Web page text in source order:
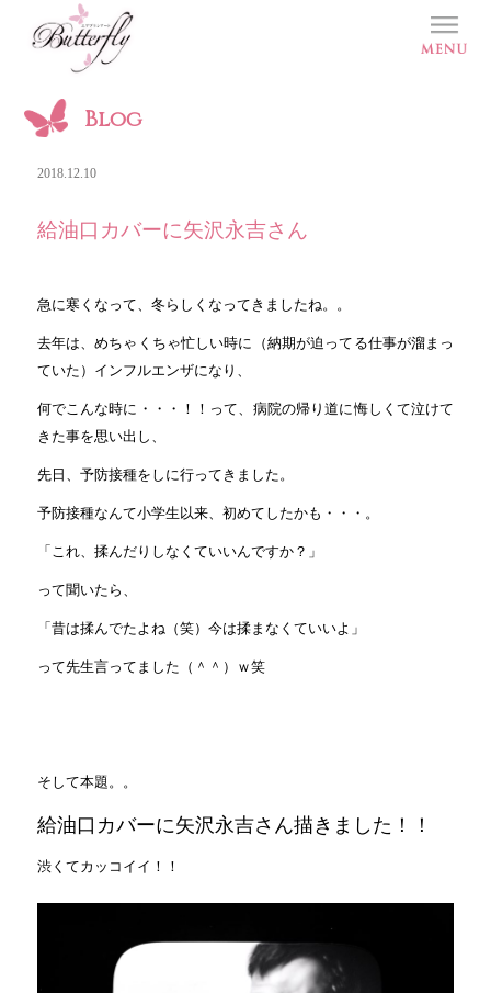
Blog
2018.12.10
給油口カバーに矢沢永吉さん
急に寒くなって、冬らしくなってきましたね。。
去年は、めちゃくちゃ忙しい時に（納期が迫ってる仕事が溜まっ
ていた）インフルエンザになり、
何でこんな時に・・・！！って、病院の帰り道に悔しくて泣けて
きた事を思い出し、
先日、予防接種をしに行ってきました。
予防接種なんて小学生以来、初めてしたかも・・・。
「これ、揉んだりしなくていいんですか？」
って聞いたら、
「昔は揉んでたよね（笑）今は揉まなくていいよ」
って先生言ってました（＾＾）ｗ笑
そして本題。。
給油口カバーに矢沢永吉さん描きました！！
渋くてカッコイイ！！